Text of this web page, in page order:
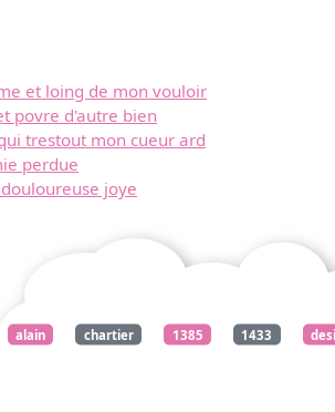
et loing de mon vouloir
povre d'autre bien
trestout mon cueur ard
perdue
joye
alain chartier 1385 1433